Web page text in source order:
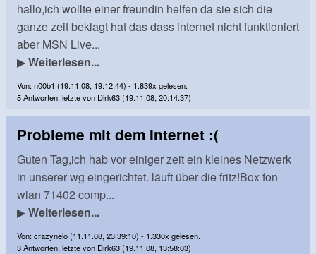
hallo,ich wollte einer freundin helfen da sie sich die
ganze zeit beklagt hat das dass internet nicht funktioniert
aber MSN Live...
▶Weiterlesen...
Von: n00b1 (19.11.08, 19:12:44) - 1.839x gelesen.
5 Antworten, letzte von Dirk63 (19.11.08, 20:14:37)
Probleme mit dem Internet :(
Guten Tag,ich hab vor einiger zeit ein kleines Netzwerk
in unserer wg eingerichtet. läuft über die fritz!Box fon
wlan 71402 comp...
▶Weiterlesen...
Von: crazynelo (11.11.08, 23:39:10) - 1.330x gelesen.
3 Antworten, letzte von Dirk63 (19.11.08, 13:58:03)